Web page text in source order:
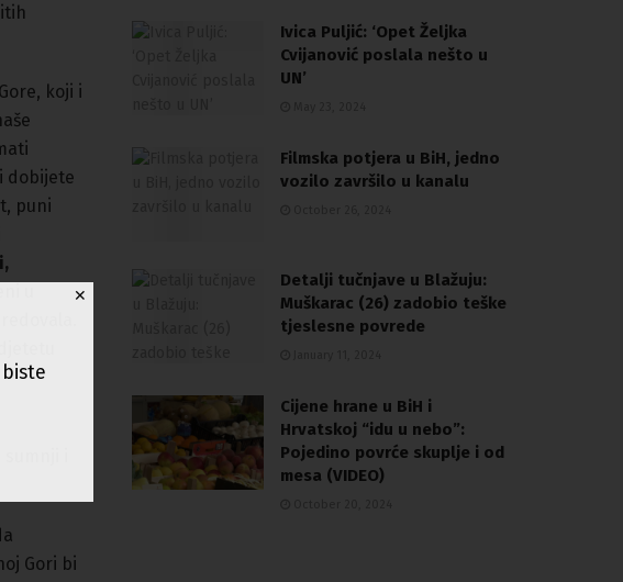
koji i
dobijete
puni
u
Gori bi
Ivica Puljić: ‘Opet Željka
Cvijanović poslala nešto u
UN’
Filmska potjera u BiH, jedno
vozilo završilo u kanalu
Detalji tučnjave u Blažuju:
Muškarac (26) zadobio teške
tjeslesne povrede
Cijene hrane u BiH i
Hrvatskoj “idu u nebo”:
Pojedino povrće skuplje i od
mesa (VIDEO)
✕